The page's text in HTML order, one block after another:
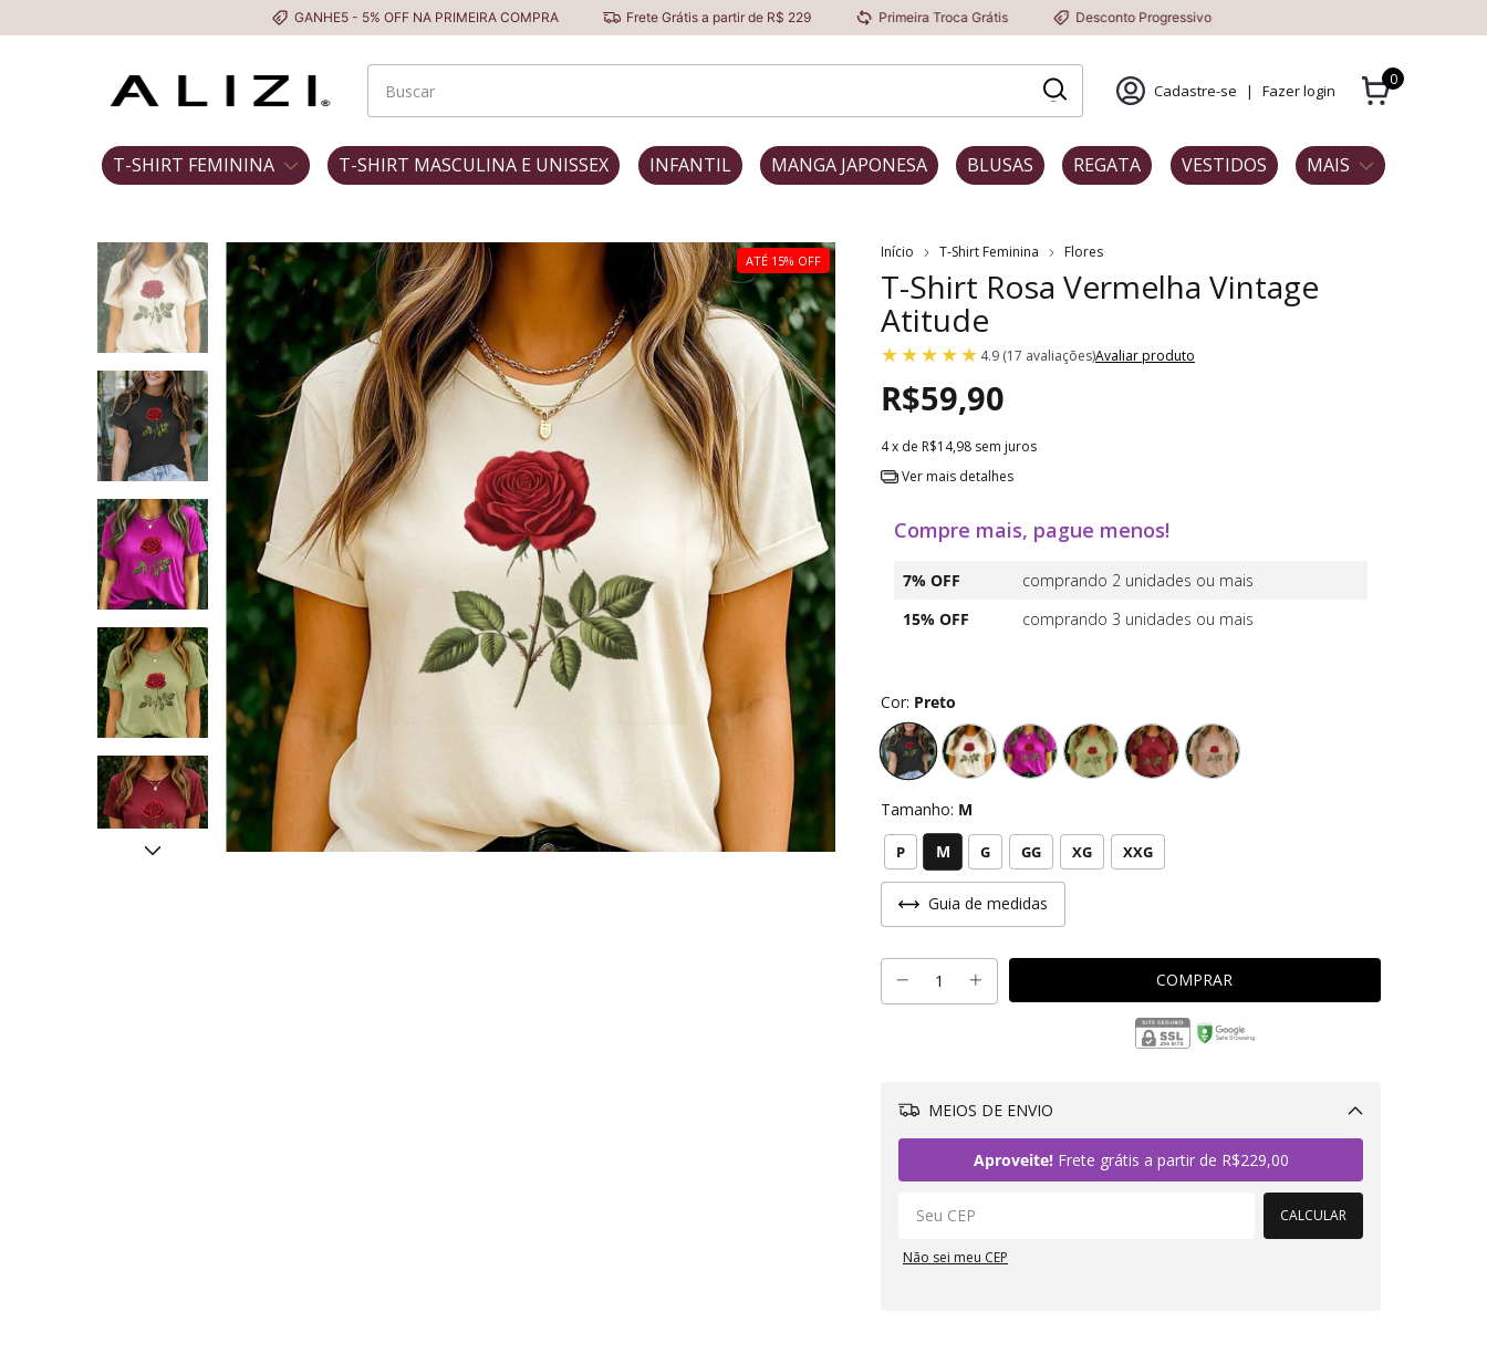
GANHE5 - 5% OFF NA PRIMEIRA COMPRA Frete Grátis a partir de R$ 229 Primeira Troca Grátis Desconto Progressivo
Cadastre-se | Fazer login
0
T-SHIRT FEMININA T-SHIRT MASCULINA E UNISSEX INFANTIL MANGA JAPONESA BLUSAS REGATA VESTIDOS MAIS
ATÉ 15% OFF Início T-Shirt Feminina Flores
T-Shirt Rosa Vermelha Vintage
Atitude
4.9 (17 avaliações)Avaliar produto
R$59,90
4x de R$14,98 sem juros
Ver mais detalhes
Compre mais, pague menos!
7% OFF
comprando 2 unidades ou mais
15% OFF
comprando 3 unidades ou mais
Cor: Preto
Tamanho: M
P M G GG XG XXG
Guia de medidas
MEIOS DE ENVIO
Aproveite!Frete grátis a partir de R$229,00
CALCULAR
Não sei meu CEP